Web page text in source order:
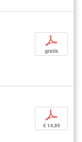
p
gratis
p
€ 14,95